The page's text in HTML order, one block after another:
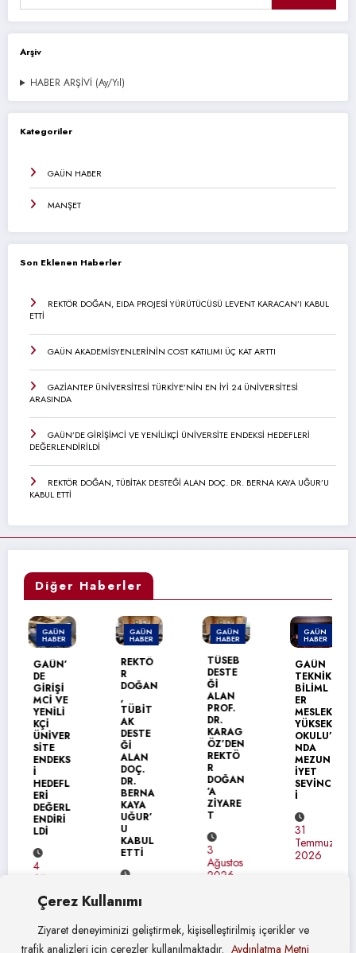
Çerez Kullanımı
Ziyaret deneyiminizi geliştirmek, kişiselleştirilmiş içerikler ve
trafik analizleri için çerezler kullanılmaktadır. Aydınlatma Metni
Arşiv
HABER ARŞİVİ (Ay/Yıl)
Kategoriler
GAÜN HABER
MANŞET
Son Eklenen Haberler
REKTÖR DOĞAN, EIDA PROJESİ YÜRÜTÜCÜSÜ LEVENT KARACAN’I KABUL
ETTİ
GAÜN AKADEMİSYENLERİNİN COST KATILIMI ÜÇ KAT ARTTI
GAZİANTEP ÜNİVERSİTESİ TÜRKİYE’NİN EN İYİ 24 ÜNİVERSİTESİ
ARASINDA
GAÜN’DE GİRİŞİMCİ VE YENİLİKÇİ ÜNİVERSİTE ENDEKSİ HEDEFLERİ
DEĞERLENDİRİLDİ
REKTÖR DOĞAN, TÜBİTAK DESTEĞİ ALAN DOÇ. DR. BERNA KAYA UĞUR’U
KABUL ETTİ
Diğer Haberler
GAÜN
HABER
GAÜN’
DE
GİRİŞİ
MCİ VE
YENİLİ
KÇİ
ÜNİVER
SİTE
ENDEKS
HEDEFL
ERİ
DEĞERL
ENDİRİ
LDİ
4
Ağustos
GAÜN
HABER
REKTÖ
R
DOĞAN
TÜBİT
AK
DESTE
Ğİ
ALAN
DOÇ.
DR.
BERNA
KAYA
UĞUR’
U
KABUL
ETTİ
Ağustos
GAÜN
HABER
TÜSEB
DESTE
Ğİ
ALAN
PROF.
DR.
KARAG
ÖZ’DEN
REKTÖ
R
DOĞAN
’A
ZİYARE
T
3
Ağustos
2026
GAÜN
HABER
GAÜN
TEKNİK
BİLİML
ER
MESLEK
YÜKSEK
OKULU’
NDA
MEZUN
İYET
SEVİNC
31
Temmuz
2026